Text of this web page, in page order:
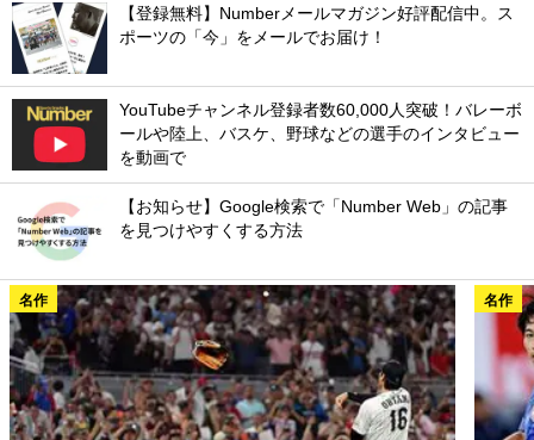
【登録無料】Numberメールマガジン好評配信中。ス
ポーツの「今」をメールでお届け！
YouTubeチャンネル登録者数60,000人突破！バレーボ
ールや陸上、バスケ、野球などの選手のインタビュー
を動画で
【お知らせ】Google検索で「Number Web」の記事
を見つけやすくする方法
名作 名作